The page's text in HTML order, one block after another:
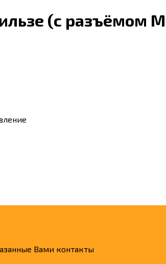
(с разъёмом
Вами контакты